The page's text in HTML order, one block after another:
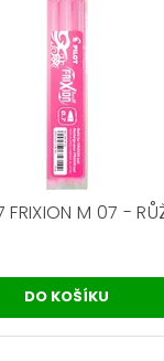
FRIXION M 07 -